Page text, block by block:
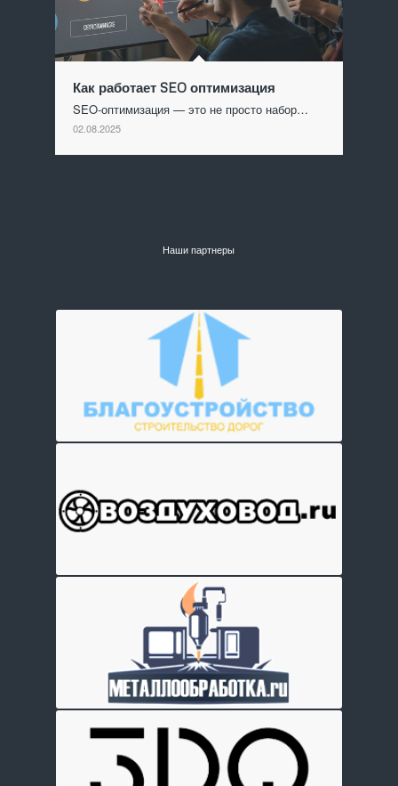
Как работает SEO оптимизация
SEO-оптимизация — это не просто набор…
02.08.2025
Наши партнеры